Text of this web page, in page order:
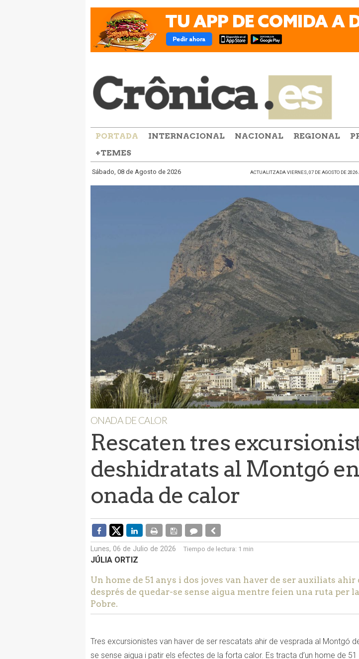
PORTADA INTERNACIONAL NACIONAL REGIONAL
+TEMES
Sábado, 08 de Agosto de 2026 ACTUALITZADA VIERNES, 07 DE AGOSTO DE
ONADA DE CALOR
Rescaten tres
deshidratats al Montgó
onada de calor
Lunes, 06 de Julio de 2026 Tiempo de lectura: 1 min
JÚLIA ORTIZ
Un home de 51 anys i dos joves van haver de ser auxiliats ahir
després de quedar-se sense aigua mentre feien una ruta per la
Pobre.
Tres excursionistes van haver de ser rescatats ahir de vesprada al Montgó
se sense aigua i patir els efectes de la forta calor. Es tracta d’un home de 51